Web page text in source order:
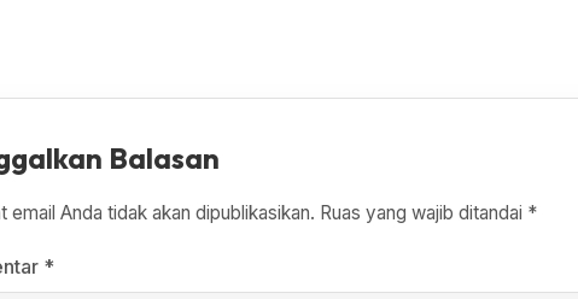
Balasan
email Anda tidak akan dipublikasikan. Ruas yang wajib ditandai *
*